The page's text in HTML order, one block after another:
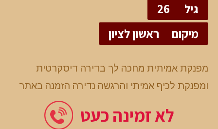
גיל
26
מיקום
ראשון לציון
מפנקת אמיתית מחכה לך בדירה דיסקרטית
ומפנקת לכיף אמיתי והרגשה נדירה הזמנה באתר
לא זמינה כעט